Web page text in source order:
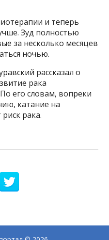
и теперь
Зуд полностью
за несколько месяцев
ночью.
рассказал о
рака
его словам, вопреки
катание на
рака.